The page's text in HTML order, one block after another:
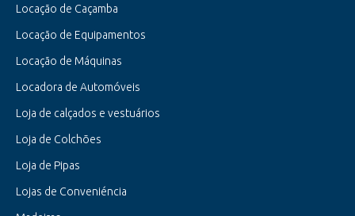
Locação de Caçamba
Locação de Equipamentos
Locação de Máquinas
Locadora de Automóveis
Loja de calçados e vestuários
Loja de Colchões
Loja de Pipas
Lojas de Conveniéncia